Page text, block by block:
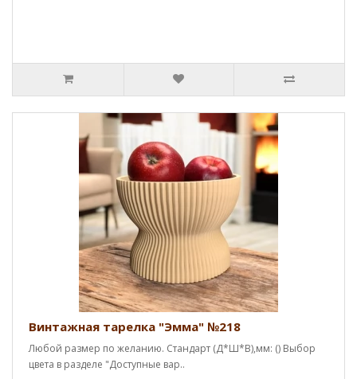
Винтажная тарелка "Эмма" №218
Любой размер по желанию. Стандарт (Д*Ш*В),мм: () Выбор
цвета в разделе "Доступные вар..